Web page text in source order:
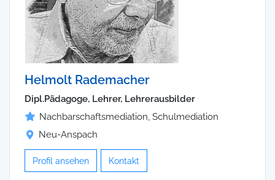
Helmolt Rademacher
Dipl.Pädagoge, Lehrer, Lehrerausbilder
Nachbarschaftsmediation, Schulmediation
Neu-Anspach
Profil ansehen Kontakt